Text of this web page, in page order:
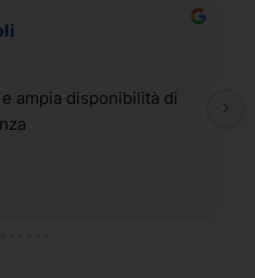
ampia disponibilità di